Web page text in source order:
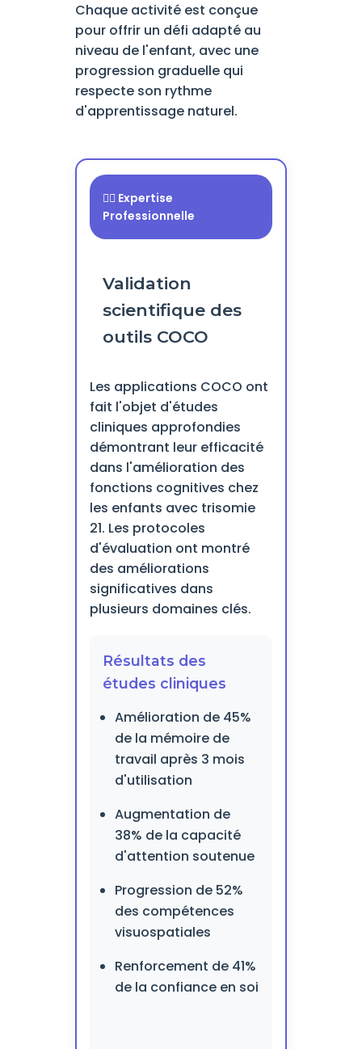
Chaque activité est conçue
pour offrir un défi adapté au
niveau de l'enfant, avec une
progression graduelle qui
respecte son rythme
d'apprentissage naturel.
👨‍⚕️ Expertise
Professionnelle
Validation
scientifique des
outils COCO
Les applications COCO ont
fait l'objet d'études
cliniques approfondies
démontrant leur efficacité
dans l'amélioration des
fonctions cognitives chez
les enfants avec trisomie
21. Les protocoles
d'évaluation ont montré
des améliorations
significatives dans
plusieurs domaines clés.
Résultats des
études cliniques
Amélioration de 45%
de la mémoire de
travail après 3 mois
d'utilisation
Augmentation de
38% de la capacité
d'attention soutenue
Progression de 52%
des compétences
visuospatiales
Renforcement de 41%
de la confiance en soi